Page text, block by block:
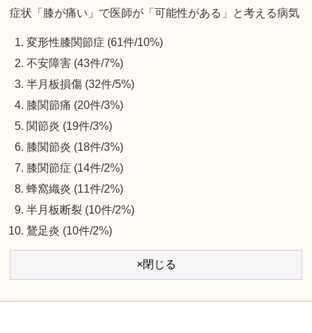
症状「膝が痛い」で医師が「可能性がある」と考える病気
変形性膝関節症 (61件/10%)
不安障害 (43件/7%)
半月板損傷 (32件/5%)
膝関節痛 (20件/3%)
関節炎 (19件/3%)
膝関節炎 (18件/3%)
膝関節症 (14件/2%)
蜂窩織炎 (11件/2%)
半月板断裂 (10件/2%)
鵞足炎 (10件/2%)
×閉じる